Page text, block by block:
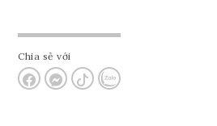
Chia sẻ với